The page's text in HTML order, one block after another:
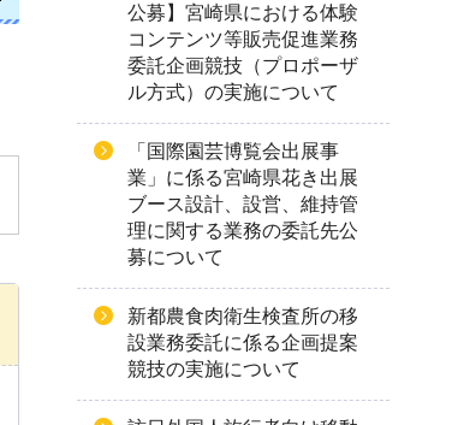
公募】宮崎県における体験
コンテンツ等販売促進業務
委託企画競技（プロポーザ
ル方式）の実施について
「国際園芸博覧会出展事
業」に係る宮崎県花き出展
ブース設計、設営、維持管
理に関する業務の委託先公
募について
新都農食肉衛生検査所の移
設業務委託に係る企画提案
競技の実施について